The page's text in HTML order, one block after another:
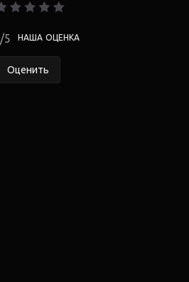
5 НАША ОЦЕНКА
Оценить